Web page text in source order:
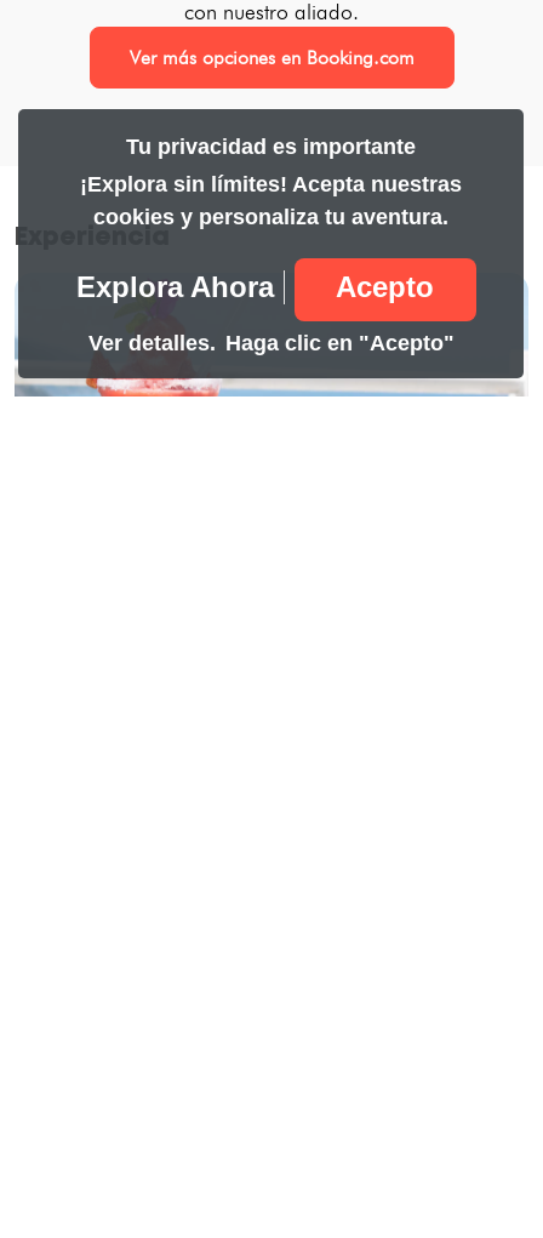
con nuestro aliado.
Ver más opciones en Booking.com
Tu privacidad es importante
¡Explora sin límites! Acepta nuestras
cookies y personaliza tu aventura.
Explora Ahora Acepto
Ver detalles. Haga clic en "Acepto"